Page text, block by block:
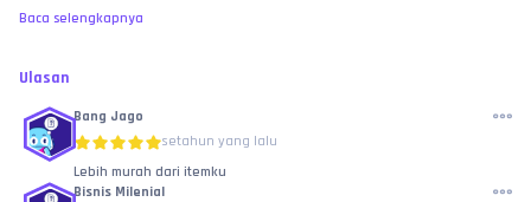
Baca selengkapnya
Ulasan
Bang Jago
setahun yang lalu
Lebih murah dari itemku
Bisnis Milenial